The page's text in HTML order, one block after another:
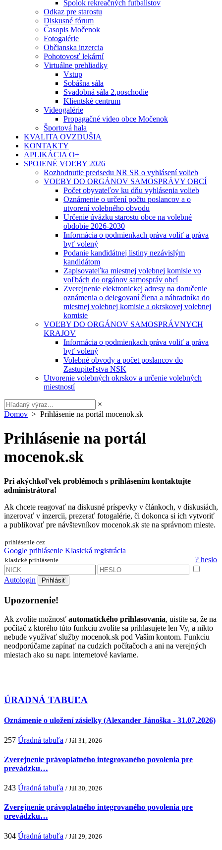
Spolok rekreačných futbalistov
Odkaz pre starostu
Diskusné fórum
Časopis Močenok
Fotogalérie
Občianska inzercia
Pohotovosť lekární
Virtuálne prehliadky
Vstup
Sobášna sála
Svadobná sála 2.poschodie
Klientské centrum
Videogalérie
Propagačné video obce Močenok
Športová hala
KVALITA OVZDUŠIA
KONTAKTY
APLIKÁCIA O+
SPOJENÉ VOĽBY 2026
Rozhodnutie predsedu NR SR o vyhlásení volieb
VOĽBY DO ORGÁNOV SAMOSPRÁVY OBCÍ
Počet obyvateľov ku dňu vyhlásenia volieb
Oznámenie o určení počtu poslancov a o
utvorení volebného obvodu
Určenie úväzku starostu obce na volebné
obdobie 2026-2030
Informácia o podmienkach práva voliť a práva
byť volený
Podanie kandidátnej listiny nezávislým
kandidátom
Zapisovateľka miestnej volebnej komisie vo
voľbách do orgánov samospráv obcí
Zverejnenie elektronickej adresy na doručenie
oznámenia o delegovaní člena a náhradníka do
miestnej volebnej komisie a okrskovej volebnej
komisie
VOĽBY DO ORGÁNOV SAMOSPRÁVNYCH
KRAJOV
Informácia o podmienkach práva voliť a práva
byť volený
Volebné obvody a počet poslancov do
Zastupiteľstva NSK
Utvorenie volebných okrskov a určenie volebných
miestností
×
Domov > Prihlásenie na portál mocenok.sk
Prihlásenie na portál
mocenok.sk
Pri akýchkoľvek problémoch s prihlásením kontaktujte
administrátora!
Ak chcete reagovať na diskusné príspevky v článkoch, v diskusiách,
inzerovať v inzercii, prezerať fotogalérie, či dokonca si ich vytvoriť
a publikovať pre návštevníkov mocenok.sk ste na správnom mieste.
prihlásenie cez
Google prihlásenie Klasická registrácia
klasické prihlásenie ? heslo
Autologin Prihlásiť
Upozornenie!
Ak zvolíte možnosť automatického prihlasovania, uistite sa, že na
počítač z ktorého túto funkciu zvolíte sa prihlasujete len Vy, a nikto
nebude využívať služby mocenok.sk pod Vaším kontom. Funkciu
neodporúčame zapínať na cudzích počítačoch a ani na verejných
miestach ako su napr. internetové kaviarne.
ÚRADNÁ TABUĽA
Oznámenie o uložení zásielky (Alexander Jánoška - 31.07.2026)
257 Úradná tabuľa / Júl 31, 2026
Zverejnenie právoplatného integrovaného povolenia pre
prevádzku…
243 Úradná tabuľa / Júl 30, 2026
Zverejnenie právoplatného integrovaného povolenia pre
prevádzku…
304 Úradná tabuľa / Júl 29, 2026